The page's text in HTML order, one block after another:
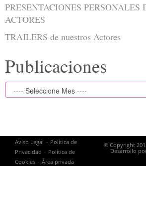
PRESENTACIONES PERSONALES
ACTORES
TRAILERS de nuestros Actores
Publicaciones
Aviso Legal - Política de
Privacidad - Política de
Cookies - Área privada
© Copyright
Desarrollo